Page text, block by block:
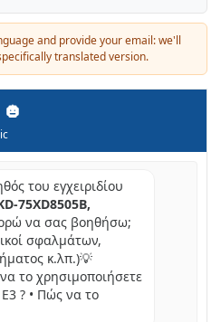
and provide your email: we'll
translated version.
του εγχειριδίου
75XD8505B,
να σας βοηθήσω;
σφαλμάτων,
κ.λπ.)💡
το χρησιμοποιήσετε
? • Πώς να το